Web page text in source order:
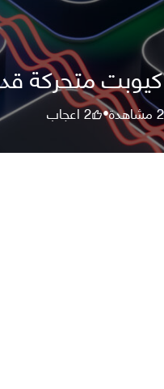
متحركة
مشاهدة•
2اعجاب